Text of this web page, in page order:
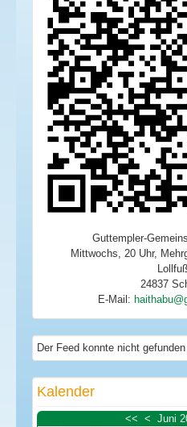
Guttempler-
Mittwochs, 20 Uhr,
24837
E-Mail:
Der Feed konnte nicht
Kalender
<< < Juni